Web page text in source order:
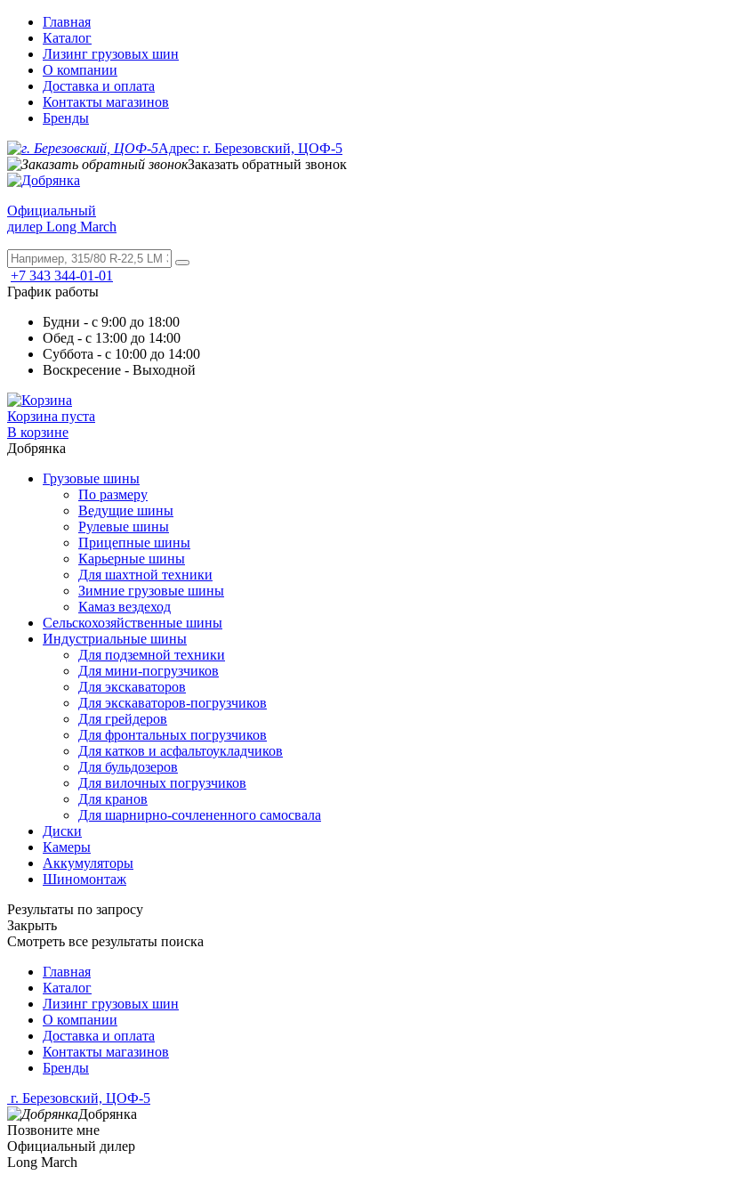
Главная
Каталог
Лизинг грузовых шин
О компании
Доставка и оплата
Контакты магазинов
Бренды
Адрес: г. Березовский, ЦОФ-5
Заказать обратный звонок
Официальный
дилер Long March
+7 343 344-01-01
График работы
Будни - с 9:00 до 18:00
Обед - с 13:00 до 14:00
Суббота - с 10:00 до 14:00
Воскресение - Выходной
Корзина пуста
В корзине
Добрянка
Грузовые шины
По размеру
Ведущие шины
Рулевые шины
Прицепные шины
Карьерные шины
Для шахтной техники
Зимние грузовые шины
Камаз вездеход
Сельскохозяйственные шины
Индустриальные шины
Для подземной техники
Для мини-погрузчиков
Для экскаваторов
Для экскаваторов-погрузчиков
Для грейдеров
Для фронтальных погрузчиков
Для катков и асфальтоукладчиков
Для бульдозеров
Для вилочных погрузчиков
Для кранов
Для шарнирно-сочлененного самосвала
Диски
Камеры
Аккумуляторы
Шиномонтаж
Результаты по запросу
Закрыть
Смотреть все результаты поиска
Главная
Каталог
Лизинг грузовых шин
О компании
Доставка и оплата
Контакты магазинов
Бренды
г. Березовский, ЦОФ-5
Добрянка
Позвоните мне
Официальный дилер
Long March